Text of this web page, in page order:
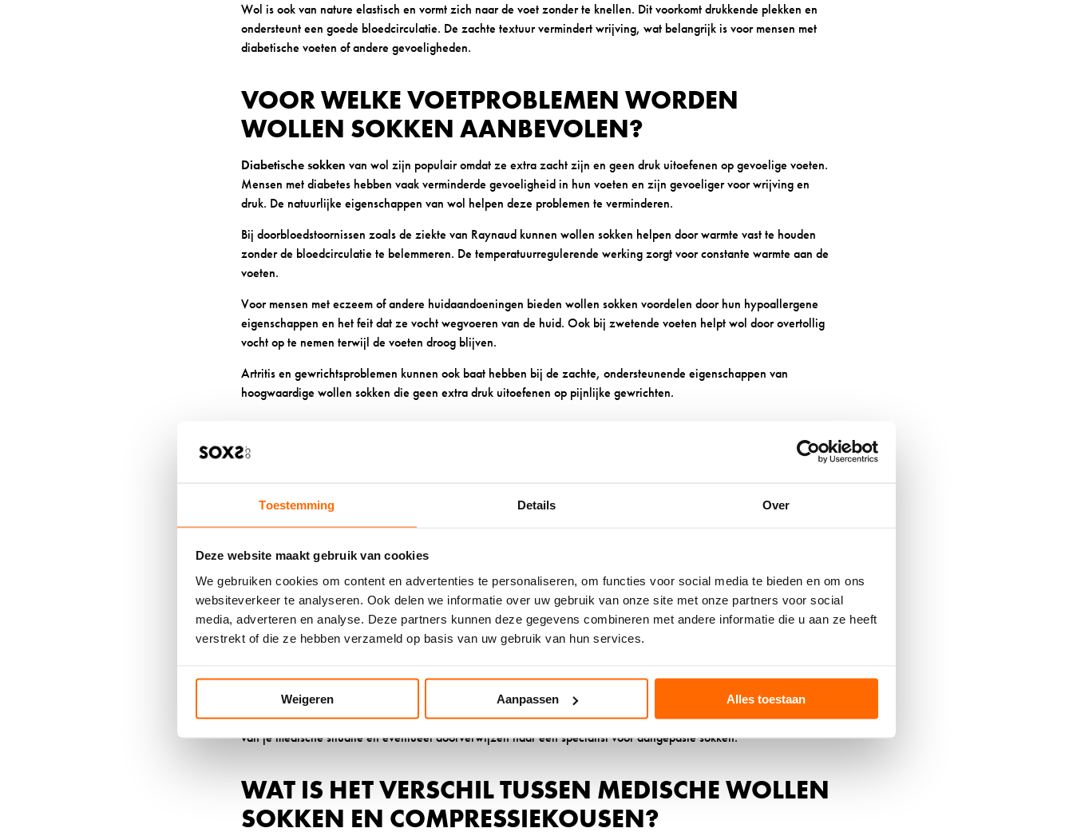
Toestemming Details Over
Deze website maakt gebruik van cookies
We gebruiken cookies om content en advertenties te personaliseren, om functies voor social media te bieden en om ons
websiteverkeer te analyseren. Ook delen we informatie over uw gebruik van onze site met onze partners voor social
media, adverteren en analyse. Deze partners kunnen deze gegevens combineren met andere informatie die u aan ze heeft
verstrekt of die ze hebben verzameld op basis van uw gebruik van hun services.
Weigeren Aanpassen Alles toestaan
Wol is ook van nature elastisch en vormt zich naar de voet zonder te knellen. Dit voorkomt drukkende plekken en
ondersteunt een goede bloedcirculatie. De zachte textuur vermindert wrijving, wat belangrijk is voor mensen met
diabetische voeten of andere gevoeligheden.
VOOR WELKE VOETPROBLEMEN WORDEN
WOLLEN SOKKEN AANBEVOLEN?
Diabetische sokken van wol zijn populair omdat ze extra zacht zijn en geen druk uitoefenen op gevoelige voeten.
Mensen met diabetes hebben vaak verminderde gevoeligheid in hun voeten en zijn gevoeliger voor wrijving en
druk. De natuurlijke eigenschappen van wol helpen deze problemen te verminderen.
Bij doorbloedstoornissen zoals de ziekte van Raynaud kunnen wollen sokken helpen door warmte vast te houden
zonder de bloedcirculatie te belemmeren. De temperatuurregulerende werking zorgt voor constante warmte aan de
voeten.
Voor mensen met eczeem of andere huidaandoeningen bieden wollen sokken voordelen door hun hypoallergene
eigenschappen en het feit dat ze vocht wegvoeren van de huid. Ook bij zwetende voeten helpt wol door overtollig
vocht op te nemen terwijl de voeten droog blijven.
Artritis en gewrichtsproblemen kunnen ook baat hebben bij de zachte, ondersteunende eigenschappen van
hoogwaardige wollen sokken die geen extra druk uitoefenen op pijnlijke gewrichten.
HOE KIES JE DE JUISTE MEDISCHE WOLLEN
Begin met het bepalen van je specifieke behoeften. Voordiabetische voeten
zoek je naar sokken zonder naden of
met platte naden, een lossere pasvorm en extra zachte materialen. Bij doorbloedstoornissen zijn warmte-
eigenschappen en niet-knellende banden het belangrijkst.
Let op de materiaalsamenstelling. Hoogwaardige medische wollen sokken bevatten vaak een mix van natuurlijke
wol en synthetische vezels voor optimale prestaties. Een samenstelling van ongeveer 60% wol en 40%
synthetische vezels biedt vaak de beste balans tussen comfort en duurzaamheid.
De pasvorm is cruciaal. Medische wollen sokken moeten comfortabel zitten zonder te knellen. Ze mogen niet te
Raadpleeg altijd je zorgverlener bij ernstige voetproblemen. Zij kunnen specifieke aanbevelingen doen op basis
van je medische situatie en eventueel doorverwijzen naar een specialist voor aangepaste sokken.
WAT IS HET VERSCHIL TUSSEN MEDISCHE WOLLEN
SOKKEN EN COMPRESSIEKOUSEN?